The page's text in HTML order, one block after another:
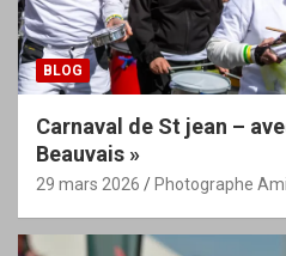
BLOG
Carnaval de St jean –
Beauvais »
29 mars 2026 Photographe